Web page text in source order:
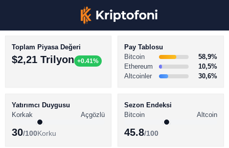
BİTCOİN HABERLERİ
ALTCOİN HABERLERİ
Toplam Piyasa Değeri
$2,21 Trilyon +0.41%
Pay Tablosu
Bitcoin
58,9%
Ethereum
10,5%
Altcoinler
30,6%
Yatırımcı Duygusu
Korkak
Açgözlü
30/100Korku
Sezon Endeksi
Bitcoin
Altcoin
45.8/100